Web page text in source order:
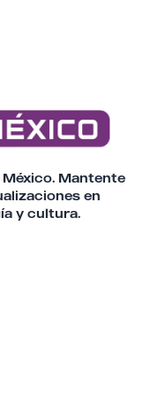
Mantente
en
y cultura.